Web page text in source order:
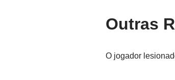
Outras
O jogador